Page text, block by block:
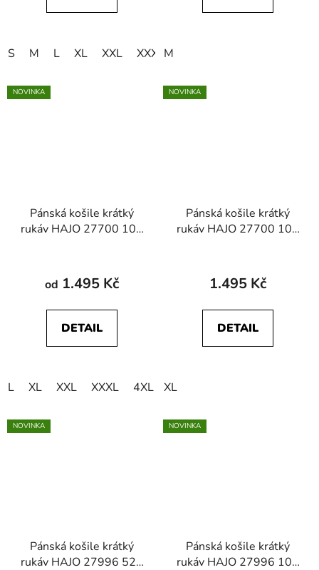
S M L XL XXL XXXL M
NOVINKA
Pánská košile krátký
rukáv HAJO 27700 100
od 1.495 Kč
DETAIL
L XL XXL XXXL 4XL
NOVINKA
Pánská košile krátký
rukáv HAJO 27700 105
1.495 Kč
DETAIL
XL
NOVINKA
Pánská košile krátký
rukáv HAJO 27996 526
NOVINKA
Pánská košile krátký
rukáv HAJO 27996 100